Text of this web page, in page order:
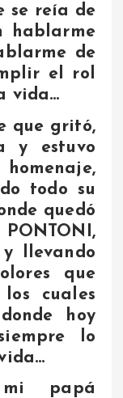
se reía de
hablarme
de
el rol
vida…
que gritó,
y estuvo
todo su
quedó
llevando
que
cuales
hoy
lo
papá